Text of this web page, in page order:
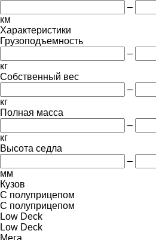
–
км
Характеристики
Грузоподъемность
–
кг
Собственный вес
–
кг
Полная масса
–
кг
Высота седла
–
мм
Кузов
С полуприцепом
С полуприцепом
Low Deck
Low Deck
Мега